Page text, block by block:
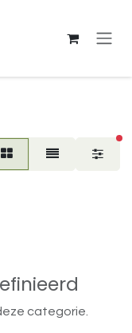
categorie.